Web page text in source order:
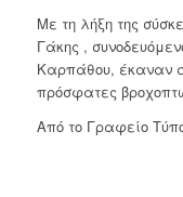
Με τη λήξη της
Γάκης ,
Καρπάθου, έκαναν
πρόσφατες
Από το Γραφείο